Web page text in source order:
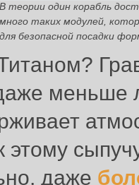
В теории один корабль
много таких модулей,
для безопасной посадки
меньше
этому
даже